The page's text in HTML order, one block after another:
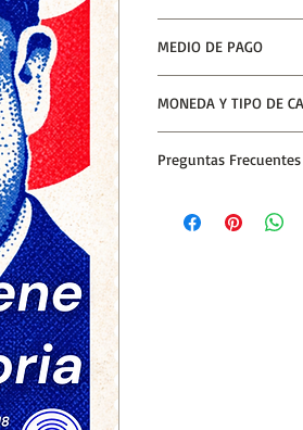
forma inmediata y
MEDIO DE PAGO
MONEDA Y TIPO DE
de cambio.
Si se encuentra en
al Euro, podrá
Preguntas Frecuentes
La moneda de